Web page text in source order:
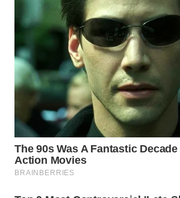
JATIM
WN
BALI
WN
KALBAR
WN
KALTENG